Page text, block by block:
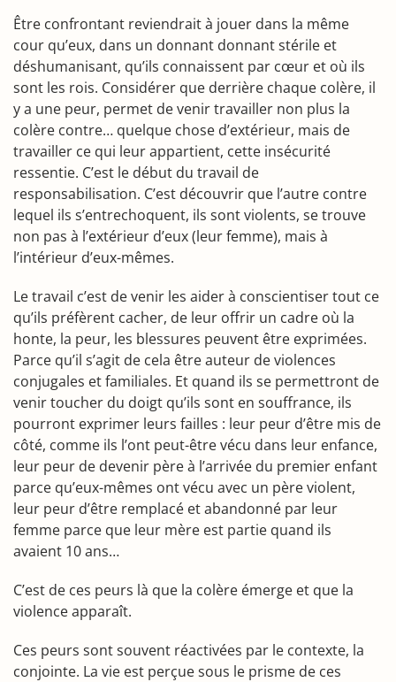
Être confrontant reviendrait à jouer dans la même
cour qu’eux, dans un donnant donnant stérile et
déshumanisant, qu’ils connaissent par cœur et où ils
sont les rois. Considérer que derrière chaque colère, il
y a une peur, permet de venir travailler non plus la
colère contre… quelque chose d’extérieur, mais de
travailler ce qui leur appartient, cette insécurité
ressentie. C’est le début du travail de
responsabilisation. C’est découvrir que l’autre contre
lequel ils s’entrechoquent, ils sont violents, se trouve
non pas à l’extérieur d’eux (leur femme), mais à
l’intérieur d’eux-mêmes.
Le travail c’est de venir les aider à conscientiser tout ce
qu’ils préfèrent cacher, de leur offrir un cadre où la
honte, la peur, les blessures peuvent être exprimées.
Parce qu’il s’agit de cela être auteur de violences
conjugales et familiales. Et quand ils se permettront de
venir toucher du doigt qu’ils sont en souffrance, ils
pourront exprimer leurs failles : leur peur d’être mis de
côté, comme ils l’ont peut-être vécu dans leur enfance,
leur peur de devenir père à l’arrivée du premier enfant
parce qu’eux-mêmes ont vécu avec un père violent,
leur peur d’être remplacé et abandonné par leur
femme parce que leur mère est partie quand ils
avaient 10 ans…
C’est de ces peurs là que la colère émerge et que la
violence apparaît.
Ces peurs sont souvent réactivées par le contexte, la
conjointe. La vie est perçue sous le prisme de ces